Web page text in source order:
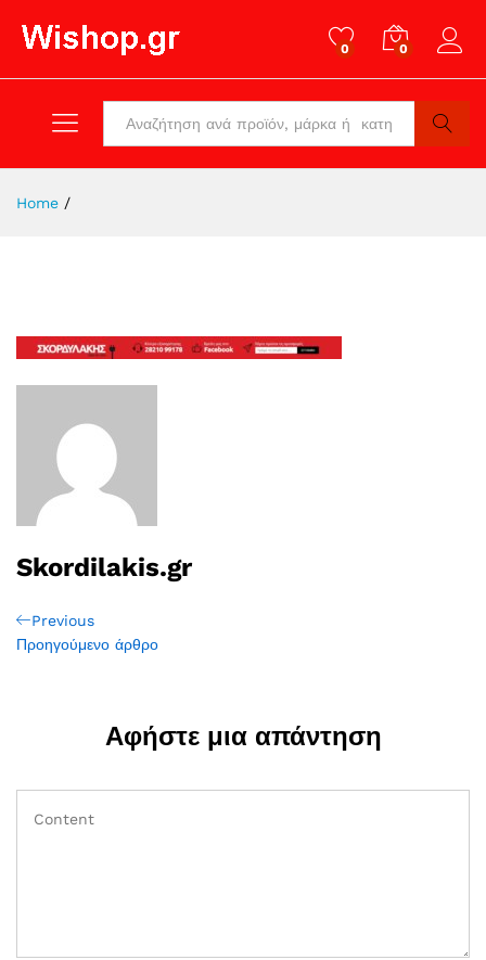
0 0
Search
Home /
Skordilakis.gr
Πλοήγηση
άρθρων
Previous
Post
Previous
Προηγούμενο άρθρο
Αφήστε μια απάντηση